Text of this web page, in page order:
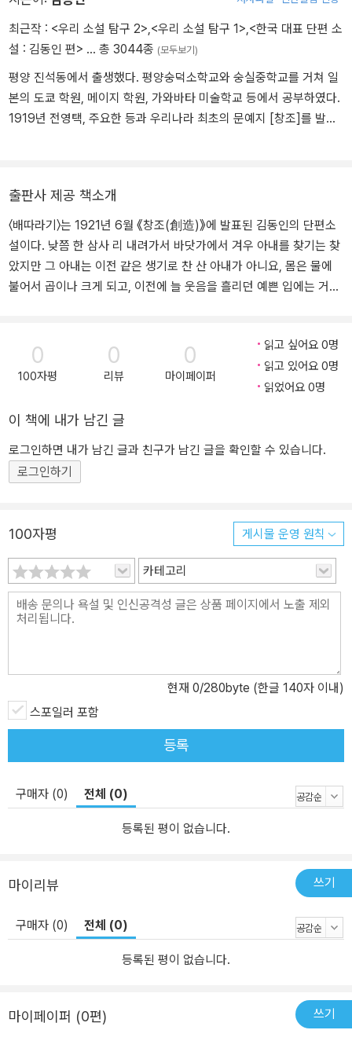
〈배따라기〉는 1921년 6월 《창조(創造)》에 발표된 김동인의 단편소
김동인의 본격적인 단편소설로서 비교적 낭만적 색채가 짙고 예술적
기교가 잘 조화된 작품이다.
단편소설이다.
끝없는 뉘우침을 다만 한낱 ‘배따라기’로 하소연하는 그는, 이 조그만
모란봉과 기자묘에서 다시 볼 수가 없었다. ─ 〈배따라기〉 본문 중에서
최근작 : <우리 소설 탐구 2> <우리 소설 탐구 1> <한국 대표 단편 소
설 : 김동인 편> … 총 3044종 (모두보기)
평양 진석동에서 출생했다. 평양숭덕소학교와 숭실중학교를 거쳐 일
본의 도쿄 학원, 메이지 학원, 가와바타 미술학교 등에서 공부하였다.
1919년 전영택, 주요한 등과 우리나라 최초의 문예지 [창조]를 발간
창작집 『목숨』을 출판하였고, 1930년 장편소설 『젊은 그들』 「광염 소
나타」, 1932년 「발가락이 닮았다」, 「붉은 산」을 발표했다. 극심한 생활
고를 해결하기 위해 소설 쓰기에 전념하다 마약 중독에 걸려 병마에
시달리던 중 1939년 ‘성전 종군 작가’로 황국 위문을 떠났으나 1942
년 불경죄로 옥고를 치르기도 했다. 1948년 장편 역사소설 『을지문
출판사 제공 책소개
〈배따라기〉는 1921년 6월 《창조(創造)》에 발표된 김동인의 단편소
설이다. 낮쯤 한 삼사 리 내려가서 바닷가에서 겨우 아내를 찾기는 찾
았지만 그 아내는 이전 같은 생기로 찬 산 아내가 아니요, 몸은 물에
불어서 곱이나 크게 되고, 이전에 늘 웃음을 흘리던 예쁜 입에는 거품
바다에 대한 애처로운 그리움. ─ 본문 중에서 끝없는 뉘우침을 다만
한낱 ‘배따라기’로 하소연하는 그는, 이 조그만 모란봉과 기자묘에서
0
100자평
0
리뷰
0
마이페이퍼
읽고 싶어요 0명
읽고 있어요 0명
읽었어요 0명
이 책에 내가 남긴 글
로그인하면 내가 남긴 글과 친구가 남긴 글을 확인할 수 있습니다.
로그인하기
100자평 게시물 운영 원칙
카테고리
현재 0/280byte (한글 140자 이내)
스포일러 포함
등록
구매자 (0) 전체 (0)
등록된 평이 없습니다.
마이리뷰 쓰기
구매자 (0) 전체 (0)
등록된 평이 없습니다.
마이페이퍼 (0편) 쓰기